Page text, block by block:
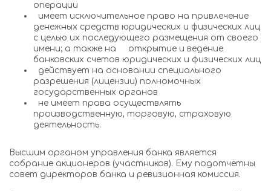
операции
имеет исключительное право на привлечение
денежных средств юридических и физических лиц
с целью их последующего размещения от своего
имени; а также на открытие и ведение
банковских счетов юридических и физических лиц
действует на основании специального
разрешения (лицензии) полномочных
государственных органов
не имеет права осуществлять
производственную, торговую, страховую
деятельность.
Высшим органом управления банка является
собрание акционеров (участников). Ему подотчётны
совет директоров банка и ревизионная комиссия.